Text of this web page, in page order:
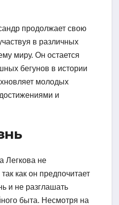
продолжает свою
в различных
миру. Он остается
бегунов в истории
молодых
и
Легкова не
как он предпочитает
и не разглашать
быта. Несмотря на